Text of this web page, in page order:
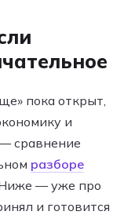
пока открыт,
и
сравнение
разборе
Ниже — уже про
и готовится